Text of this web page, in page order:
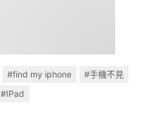
#find my iphone
#手機不見
#IPad